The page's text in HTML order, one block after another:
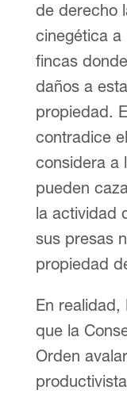
de derecho
cinegética a
fincas
daños a
propiedad.
contradice
considera a
pueden
la actividad
sus presas
propiedad
En realidad,
que la
Orden